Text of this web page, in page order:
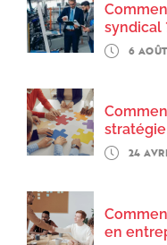
syndical
6
24
en